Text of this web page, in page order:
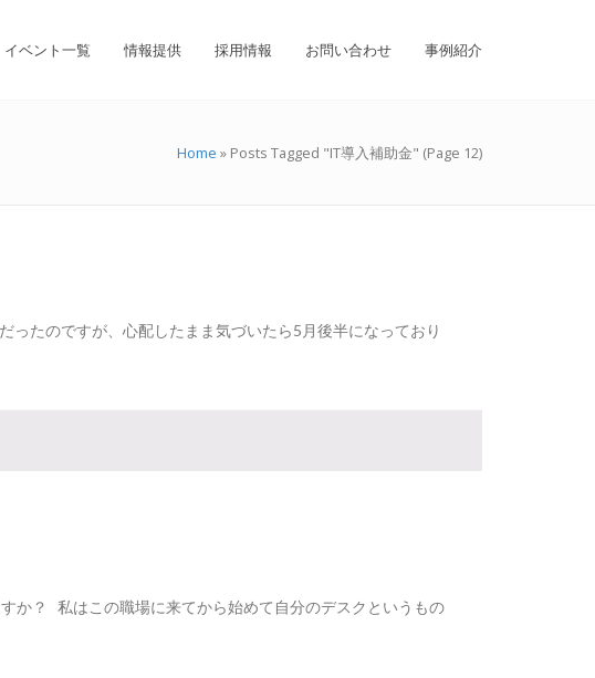
イベント一覧 情報提供 採用情報 お問い合わせ 事例紹介
Home » Posts Tagged "IT導入補助金" (Page 12)
たのですが、心配したまま気づいたら5月後半になっており
か？ 私はこの職場に来てから始めて自分のデスクというもの